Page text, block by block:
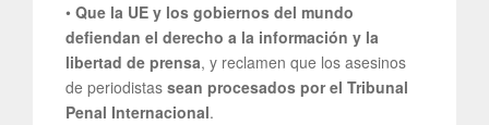
• Que la UE y los gobiernos del mundo
defiendan el derecho a la información y la
libertad de prensa, y reclamen que los asesinos
de periodistas sean procesados por el Tribunal
Penal Internacional.